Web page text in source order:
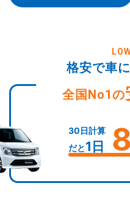
格安で車
全国No1の
30日計算
だと1日